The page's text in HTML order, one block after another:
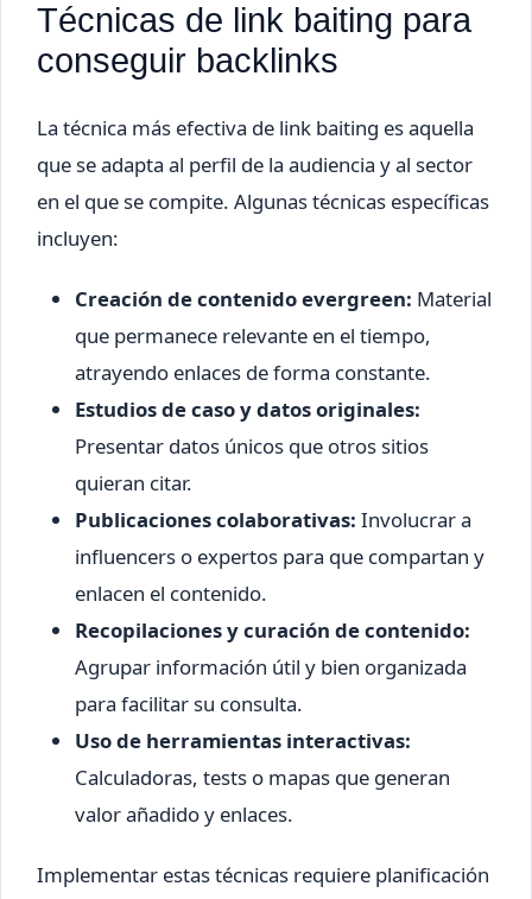
Técnicas de link baiting para
conseguir backlinks
La técnica más efectiva de link baiting es aquella
que se adapta al perfil de la audiencia y al sector
en el que se compite. Algunas técnicas específicas
incluyen:
Creación de contenido evergreen: Material
que permanece relevante en el tiempo,
atrayendo enlaces de forma constante.
Estudios de caso y datos originales:
Presentar datos únicos que otros sitios
quieran citar.
Publicaciones colaborativas: Involucrar a
influencers o expertos para que compartan y
enlacen el contenido.
Recopilaciones y curación de contenido:
Agrupar información útil y bien organizada
para facilitar su consulta.
Uso de herramientas interactivas:
Calculadoras, tests o mapas que generan
valor añadido y enlaces.
Implementar estas técnicas requiere planificación